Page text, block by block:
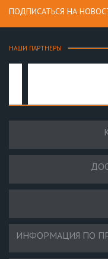
ПОДПИСАТЬСЯ НА
НАШИ ПАРТНЕРЫ
ИНФОРМАЦИЯ ПО